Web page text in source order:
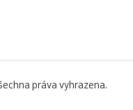
práva vyhrazena.